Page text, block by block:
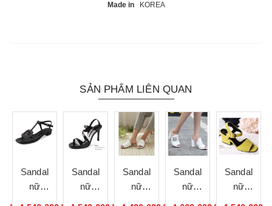
Made in KOREA
SẢN PHẨM LIÊN QUAN
Sandal
nữ
Sandal
nữ
Sandal
nữ
Sandal
nữ
Sandal
nữ